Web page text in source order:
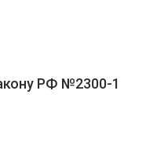
РФ №2300-1